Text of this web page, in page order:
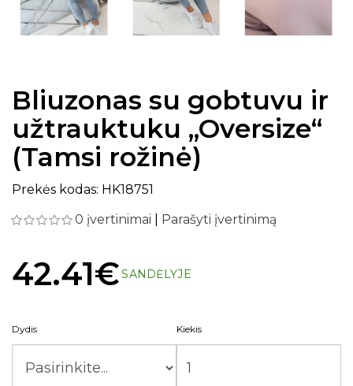
Bliuzonas su gobtuvu ir
užtrauktuku „Oversize“
(Tamsi rožinė)
Prekės kodas: HK18751
0 įvertinimai
Parašyti įvertinimą
42.41€SANDĖLYJE
Dydis Kiekis